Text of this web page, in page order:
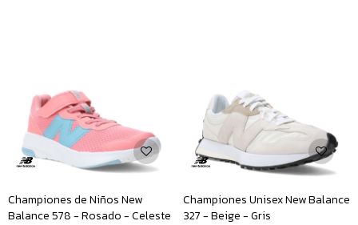
Championes de Niños New
Balance 578 - Rosado - Celeste
Championes Unisex New Balance
327 - Beige - Gris